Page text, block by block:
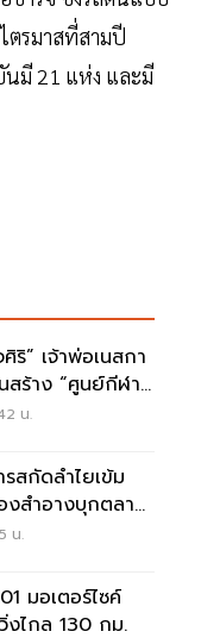
ตรมาสที่สามปี
มี 21 แห่ง และมี
ริ” เจ้าพ่อเนสกา
ร้าง “ศูนย์กีฬา
น.
สกัดลำไยเข้ม
สำอางบุกตลาด
น.
มอเตอร์ไซค์
ไกล 130 กม.